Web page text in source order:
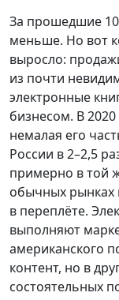
За прошедшие
меньше. Но вот
выросло:
из почти
электронные
бизнесом. В 2020
немалая его
России в 2–2,5
примерно в той
обычных рынках
в переплёте.
выполняют
американского
контент, но в
состоятельных